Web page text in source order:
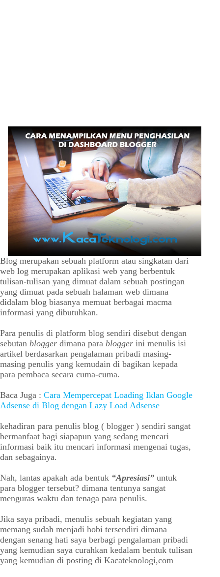
Blog merupakan sebuah platform atau singkatan dari
web log merupakan aplikasi web yang berbentuk
tulisan-tulisan yang dimuat dalam sebuah postingan
yang dimuat pada sebuah halaman web dimana
didalam blog biasanya memuat berbagai macma
informasi yang dibutuhkan.
Para penulis di platform blog sendiri disebut dengan
sebutan blogger dimana para blogger ini menulis isi
artikel berdasarkan pengalaman pribadi masing-
masing penulis yang kemudain di bagikan kepada
para pembaca secara cuma-cuma.
Baca Juga : Cara Mempercepat Loading Iklan Google
Adsense di Blog dengan Lazy Load Adsense
kehadiran para penulis blog ( blogger ) sendiri sangat
bermanfaat bagi siapapun yang sedang mencari
informasi baik itu mencari informasi mengenai tugas,
dan sebagainya.
Nah, lantas apakah ada bentuk “Apresiasi” untuk
para blogger tersebut? dimana tentunya sangat
menguras waktu dan tenaga para penulis.
Jika saya pribadi, menulis sebuah kegiatan yang
memang sudah menjadi hobi tersendiri dimana
dengan senang hati saya berbagi pengalaman pribadi
yang kemudian saya curahkan kedalam bentuk tulisan
yang kemudian di posting di Kacateknologi,com